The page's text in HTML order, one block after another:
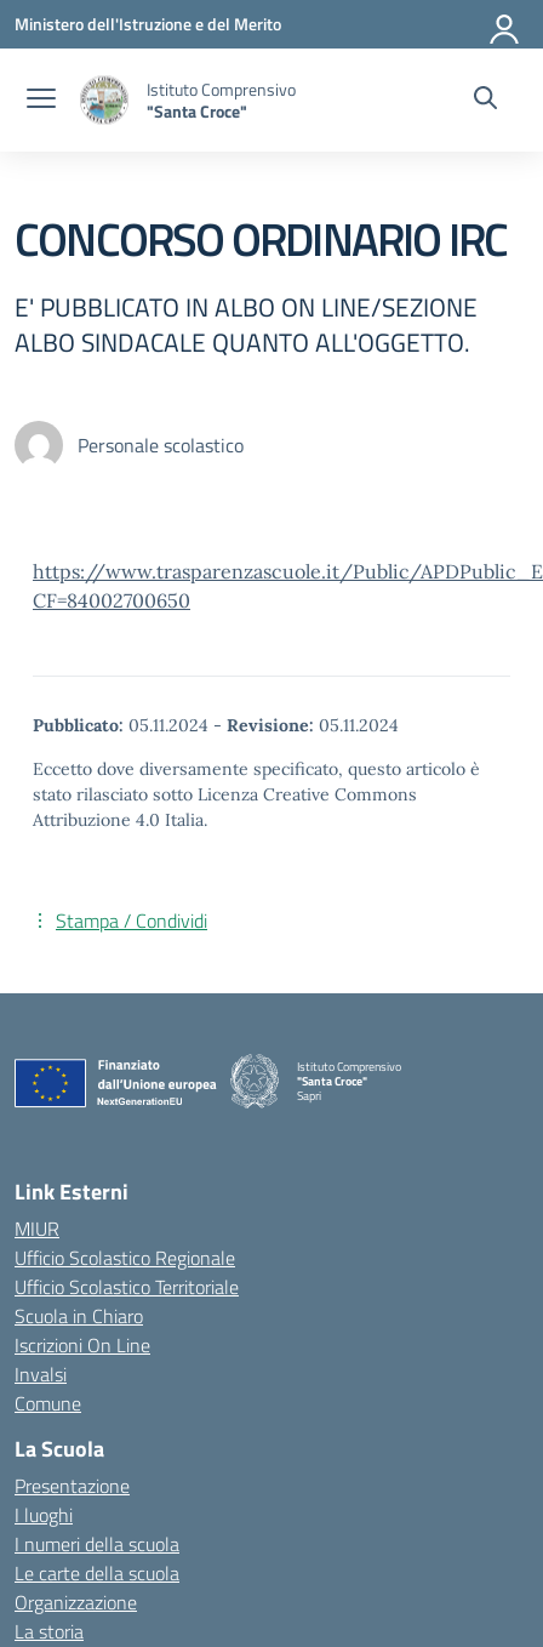
Vai ai contenuti
Vai al menu di navigazione
Vai al footer
Ministero dell'Istruzione e del Merito
Istituto Comprensivo
"Santa Croce"
CONCORSO ORDINARIO IRC
E' PUBBLICATO IN ALBO ON LINE/SEZIONE
ALBO SINDACALE QUANTO ALL'OGGETTO.
Personale scolastico
https://www.trasparenzascuole.it/Public/
CF=84002700650
Pubblicato: 05.11.2024 - Revisione: 05.11.2024
Eccetto dove diversamente specificato, questo articolo è
stato rilasciato sotto Licenza Creative Commons
Attribuzione 4.0 Italia.
Stampa / Condividi
Istituto Comprensivo
"Santa Croce"
Sapri
— Visita la pagina iniziale della scuola
Link Esterni
MIUR
Ufficio Scolastico Regionale
Ufficio Scolastico Territoriale
Scuola in Chiaro
Iscrizioni On Line
Invalsi
Comune
La Scuola
Presentazione
I luoghi
I numeri della scuola
Le carte della scuola
Organizzazione
La storia